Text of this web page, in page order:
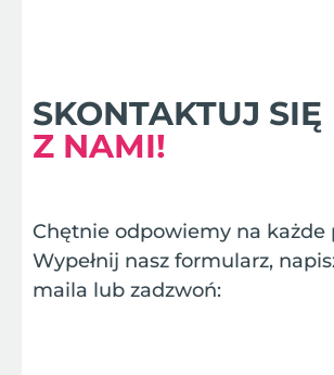
SKONTAKTUJ SIĘ
Z NAMI!
Chętnie odpowiemy na każde
Wypełnij nasz formularz,
maila lub zadzwoń: